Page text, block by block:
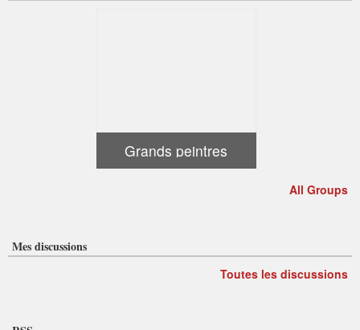
Grands peintres
All Groups
Mes discussions
Toutes les discussions